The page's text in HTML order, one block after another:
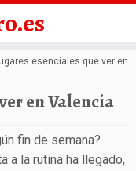
esenciales que ver en
en Valencia
fin de semana?
a la rutina ha llegado,